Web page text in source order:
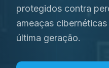
protegidos contra
ameaças
última geração.